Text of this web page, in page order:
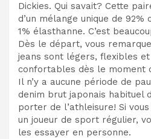
Dickies. Qui savait? Cette
d’un mélange unique de
1% élasthanne. C’est
Dès le départ, vous
jeans sont légers, flexibles
confortables dès le moment
Il n’y a aucune période de
denim brut japonais habituel
porter de l’athleisure! Si
un joueur de sport régulier,
les essayer en personne.